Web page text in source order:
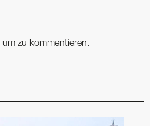
um zu kommentieren.